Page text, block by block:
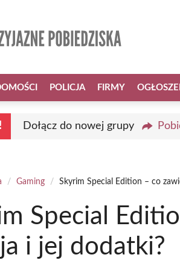
POLICJA FIRMY
Dołącz do nowej grupy
/ Gaming / Skyrim Special Edition – co
Special
i jej dodatki?